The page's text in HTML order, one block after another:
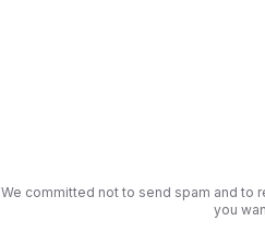
We committed not to send spam and to
you